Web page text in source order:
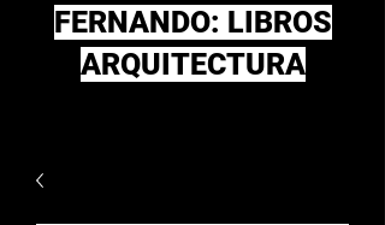
FERNANDO: LIBROS
ARQUITECTURA